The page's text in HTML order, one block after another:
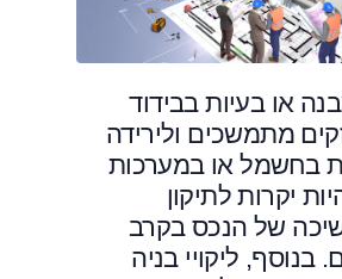
או בעיות בבידוד
מתמשכים ולירידה
בחשמל או במערכות
יקרות לתיקון
של הנכס בקרב
בנוסף, ליקויי בניה